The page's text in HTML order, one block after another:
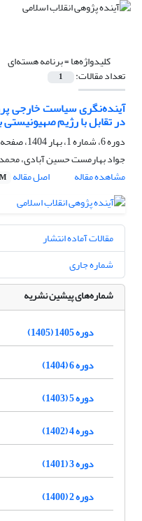
کلیدواژه‌ها =برنامه هسته‌ای
تعداد مقالات: 1
آینده‌نگری سیاست خارجی
در تقابل با رژیم
دوره 6، شماره 1، بهار 1404، صفحه
جواد بهارمست حسین آبادی،
مشاهده مقاله
اصل مقاله
مقالات آماده انتشار
شماره جاری
شماره‌های پیشین نشریه
دوره 1405 (1405)
دوره 6 (1404)
دوره 5 (1403)
دوره 4 (1402)
دوره 3 (1401)
دوره 2 (1400)